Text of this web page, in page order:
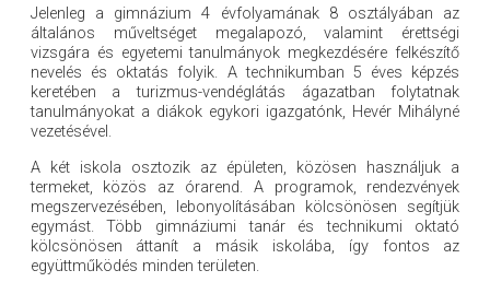
Jelenleg a gimnázium 4 évfolyamának 8 osztályában az
általános műveltséget megalapozó, valamint érettségi
vizsgára és egyetemi tanulmányok megkezdésére felkészítő
nevelés és oktatás folyik. A technikumban 5 éves képzés
keretében a turizmus-vendéglátás ágazatban folytatnak
tanulmányokat a diákok egykori igazgatónk, Hevér Mihályné
vezetésével.
A két iskola osztozik az épületen, közösen használjuk a
termeket, közös az órarend. A programok, rendezvények
megszervezésében, lebonyolításában kölcsönösen segítjük
egymást. Több gimnáziumi tanár és technikumi oktató
kölcsönösen áttanít a másik iskolába, így fontos az
együttműködés minden területen.